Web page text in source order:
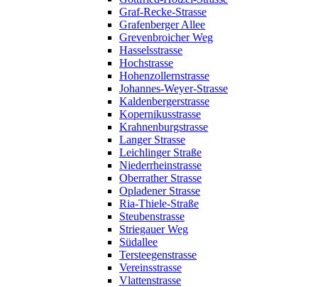
Graf-Recke-Strasse
Grafenberger Allee
Grevenbroicher Weg
Hasselsstrasse
Hochstrasse
Hohenzollernstrasse
Johannes-Weyer-Strasse
Kaldenbergerstrasse
Kopernikusstrasse
Krahnenburgstrasse
Langer Strasse
Leichlinger Straße
Niederrheinstrasse
Oberrather Strasse
Opladener Strasse
Ria-Thiele-Straße
Steubenstrasse
Striegauer Weg
Südallee
Tersteegenstrasse
Vereinsstrasse
Vlattenstrasse